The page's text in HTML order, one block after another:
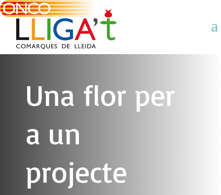
Una flor per
a un
projecte